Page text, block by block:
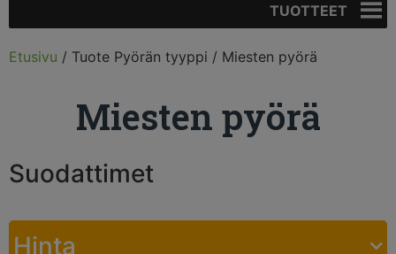
TUOTTEET
Etusivu / Tuote Pyörän tyyppi / Miesten pyörä
Miesten pyörä
Suodattimet
Hinta